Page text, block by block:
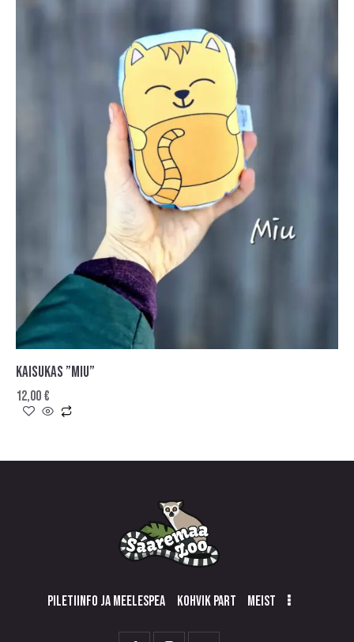
KAISUKAS ”MIU”
12,00€
PILETIINFO JA MEELESPEA KOHVIK PART MEIST